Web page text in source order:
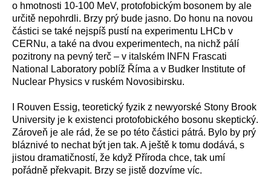
o hmotnosti 10-100 MeV, protofobickým bosonem by ale
určitě nepohrdli. Brzy prý bude jasno. Do honu na novou
částici se také nejspíš pustí na experimentu LHCb v
CERNu, a také na dvou experimentech, na nichž pálí
pozitrony na pevný terč – v italském INFN Frascati
National Laboratory poblíž Říma a v Budker Institute of
Nuclear Physics v ruském Novosibirsku.
I Rouven Essig, teoretický fyzik z newyorské Stony Brook
University je k existenci protofobického bosonu skeptický.
Zároveň je ale rád, že se po této částici pátrá. Bylo by prý
bláznivé to nechat být jen tak. A ještě k tomu dodává, s
jistou dramatičností, že když Příroda chce, tak umí
pořádně překvapit. Brzy se jistě dozvíme víc.